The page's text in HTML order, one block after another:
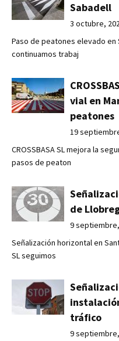
Sabadell
3 octubre,
Paso de peatones elevado en
continuamos trabaj
vial en
peatones
19
CROSSBASA SL mejora la
pasos de peaton
de
9
Señalización horizontal en
SL seguimos
tráfico
9